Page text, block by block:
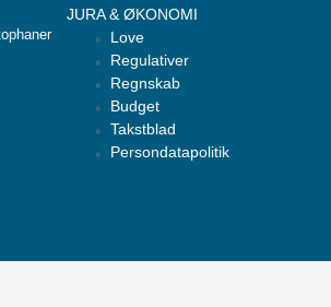
JURA & ØKONOMI
Love
Regulativer
Regnskab
Budget
Takstblad
Persondatapolitik